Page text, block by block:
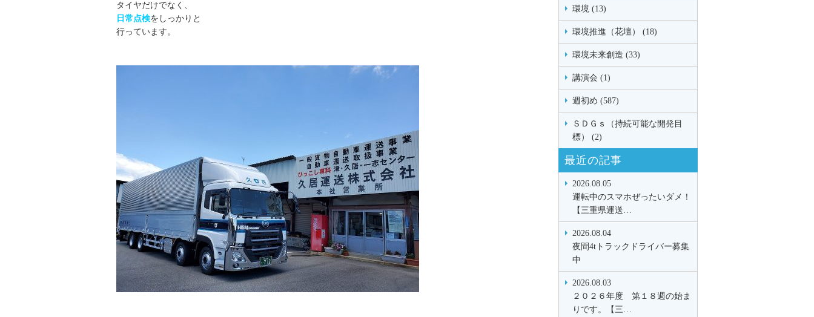
タイヤだけでなく、
日常点検をしっかりと
行っています。
環境 (13)
環境推進（花壇） (18)
環境未来創造 (33)
講演会 (1)
週初め (587)
ＳＤＧｓ（持続可能な開発目
標） (2)
最近の記事
2026.08.05
運転中のスマホぜったいダメ！
【三重県運送…
2026.08.04
夜間4tトラックドライバー募集
中
2026.08.03
２０２６年度 第１８週の始ま
りです。【三…